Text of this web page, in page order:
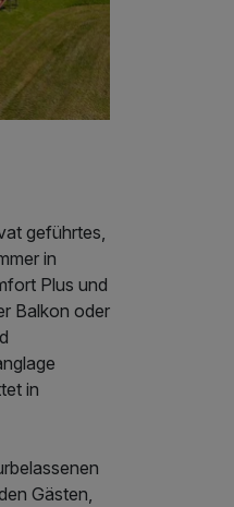
geführtes,
in
Plus und
Balkon oder
in
Gästen,